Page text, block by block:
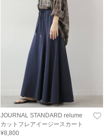
JOURNAL STANDARD relume
カットフレアイージースカート
¥8,800